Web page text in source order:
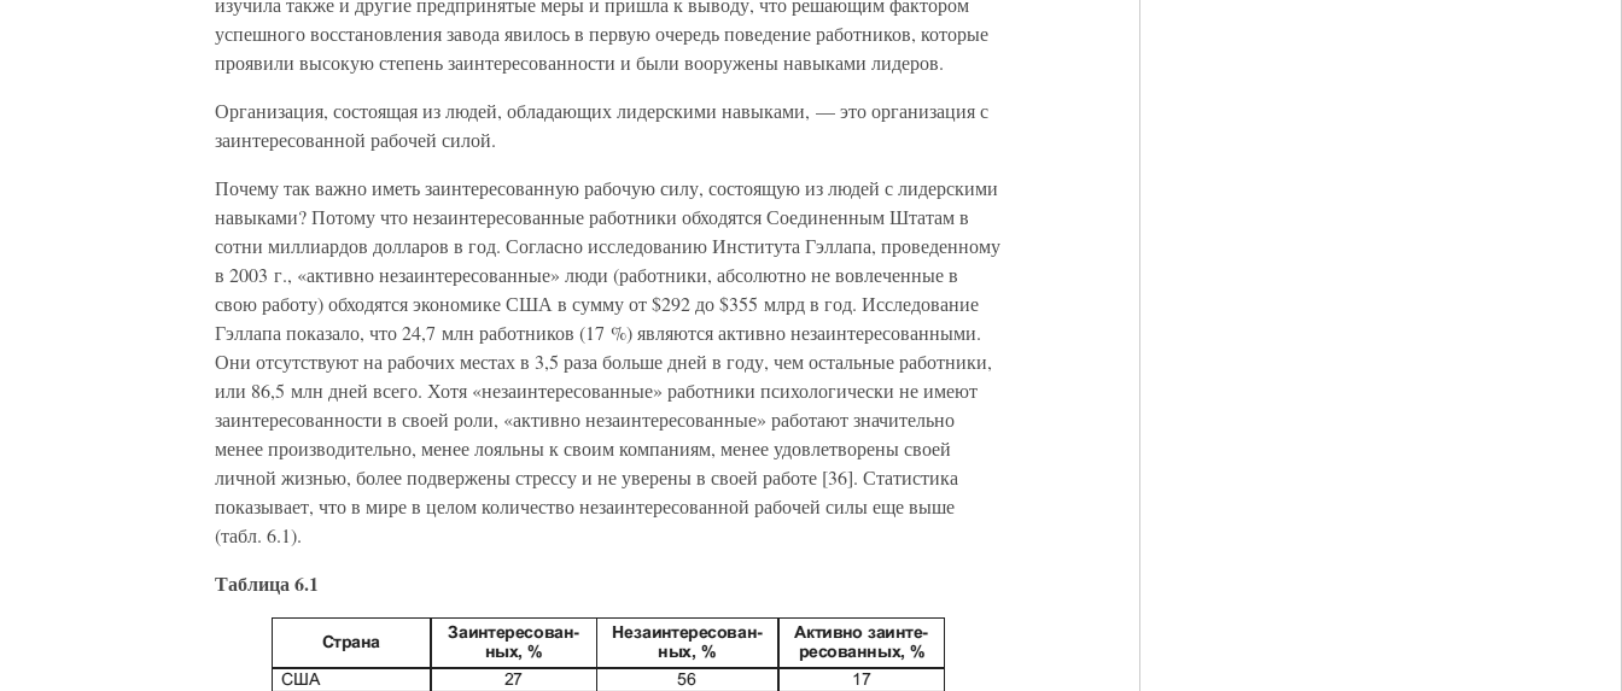
успешного восстановления завода явилось в первую очередь поведение работников, которые
проявили высокую степень заинтересованности и были вооружены навыками лидеров.
Организация, состоящая из людей, обладающих лидерскими навыками, — это организация с
заинтересованной рабочей силой.
Почему так важно иметь заинтересованную рабочую силу, состоящую из людей с лидерскими
навыками? Потому что незаинтересованные работники обходятся Соединенным Штатам в
сотни миллиардов долларов в год. Согласно исследованию Института Гэллапа, проведенному
в 2003 г., «активно незаинтересованные» люди (работники, абсолютно не вовлеченные в
свою работу) обходятся экономике США в сумму от $292 до $355 млрд в год. Исследование
Гэллапа показало, что 24,7 млн работников (17 %) являются активно незаинтересованными.
Они отсутствуют на рабочих местах в 3,5 раза больше дней в году, чем остальные работники,
или 86,5 млн дней всего. Хотя «незаинтересованные» работники психологически не имеют
заинтересованности в своей роли, «активно незаинтересованные» работают значительно
менее производительно, менее лояльны к своим компаниям, менее удовлетворены своей
личной жизнью, более подвержены стрессу и не уверены в своей работе [36]. Статистика
показывает, что в мире в целом количество незаинтересованной рабочей силы еще выше
(табл. 6.1).
Таблица 6.1